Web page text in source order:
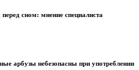
сном: мнение специалиста
арбузы небезопасны при употреблении